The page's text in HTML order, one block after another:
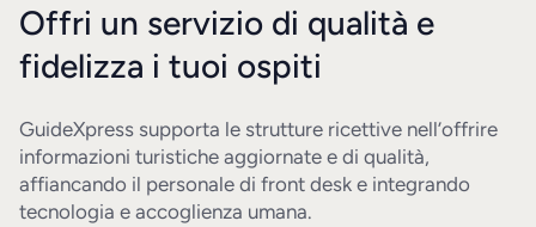
Offri un servizio di qualità e
fidelizza i tuoi ospiti
GuideXpress supporta le strutture ricettive nell’offrire
informazioni turistiche aggiornate e di qualità,
affiancando il personale di front desk e integrando
tecnologia e accoglienza umana.